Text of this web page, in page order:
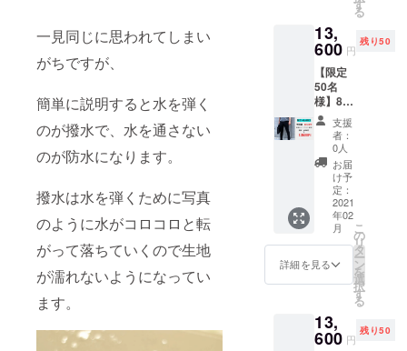
一見同じに思われてしまい
がちですが、
簡単に説明すると水を弾く
のが撥水で、水を通さない
のが防水になります。
撥水は水を弾くために写真
のように水がコロコロと転
がって落ちていくので生地
が濡れないようになってい
ます。
す
る
13,
600 円
残り50
【限定
50名
様】8K
撥水パ
ンツ
15％OF
F ・8K
撥水パ
ンツ
ブラッ
ク ・取
扱説明
書
支援
者：
0人
お届
け予
定：
2021
年02
月
詳細を見る
こ
の
リ
タ
ー
ン
を
選
択
す
る
13,
600 円
残り50